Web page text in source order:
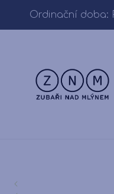
Ordinační doba: